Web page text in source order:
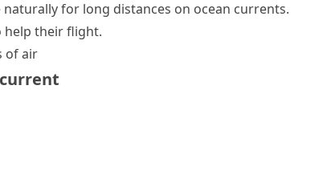
for long distances on ocean currents.
help their flight.
of air